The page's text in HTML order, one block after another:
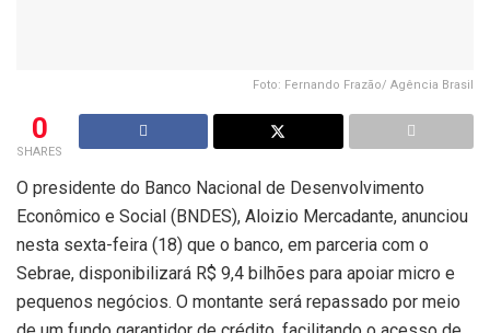
Foto: Fernando Frazão/ Agência Brasil
0
SHARES
O presidente do Banco Nacional de Desenvolvimento
Econômico e Social (BNDES), Aloizio Mercadante, anunciou
nesta sexta-feira (18) que o banco, em parceria com o
Sebrae, disponibilizará R$ 9,4 bilhões para apoiar micro e
pequenos negócios. O montante será repassado por meio